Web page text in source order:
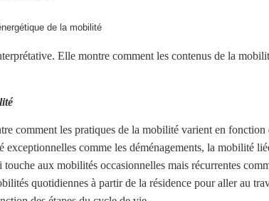
de la mobilité
Elle montre comment les contenus de la
comment les pratiques de la mobilité varient en
comme les déménagements, la mobilité
touche aux mobilités occasionnelles mais récurrentes
quotidiennes à partir de la résidence pour aller au